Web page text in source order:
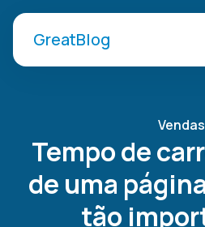
GreatBlog
Vendas
Tempo de
de uma
tão